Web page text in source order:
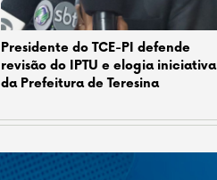
Presidente do TCE-PI defende
revisão do IPTU e elogia iniciativa
da Prefeitura de Teresina